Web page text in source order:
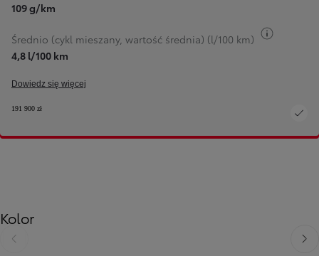
109 g/km
Średnio (cykl mieszany, wartość średnia) (l/100 km)
4,8 l/100 km
Dowiedz się więcej
191 900 zł
Kolor
Poprzedni